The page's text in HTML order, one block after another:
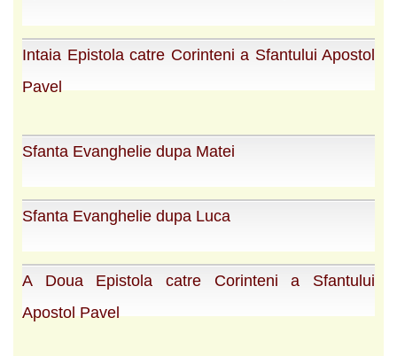
Intaia Epistola catre Corinteni a Sfantului Apostol
Pavel
Sfanta Evanghelie dupa Matei
Sfanta Evanghelie dupa Luca
A Doua Epistola catre Corinteni a Sfantului
Apostol Pavel